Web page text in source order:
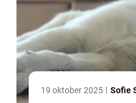
19 oktober 2025 Sofie